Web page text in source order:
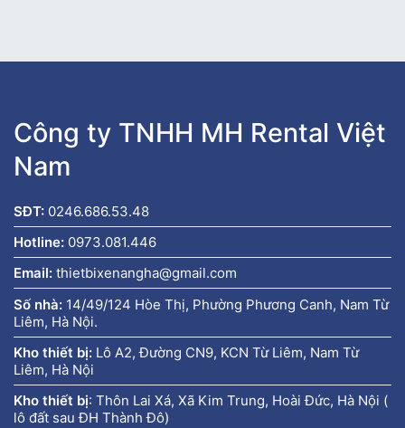
Công ty TNHH MH Rental Việt
Nam
SĐT: 0246.686.53.48
Hotline: 0973.081.446
Email: thietbixenangha@gmail.com
Số nhà: 14/49/124 Hòe Thị, Phường Phương Canh, Nam Từ
Liêm, Hà Nội.
Kho thiết bị: Lô A2, Đường CN9, KCN Từ Liêm, Nam Từ
Liêm, Hà Nội
Kho thiết bị: Thôn Lai Xá, Xã Kim Trung, Hoài Đức, Hà Nội (
lô đất sau ĐH Thành Đô)